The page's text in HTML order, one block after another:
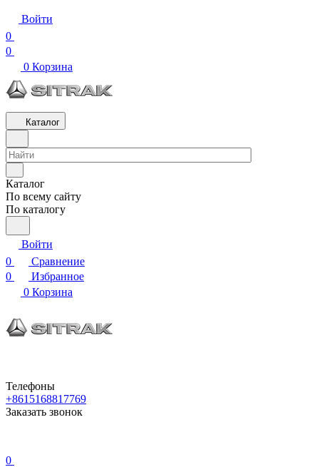
Войти
0
0
0 Корзина
Каталог
Каталог
По всему сайту
По каталогу
Войти
0
Сравнение
0
Избранное
0 Корзина
Телефоны
+8615168817769
Заказать звонок
0